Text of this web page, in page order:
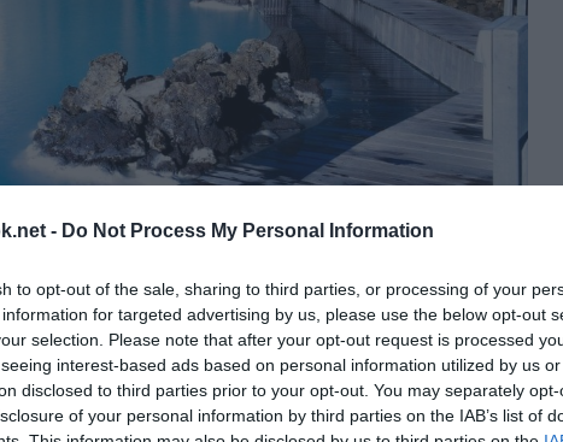
- Do Not Process My Personal Information
to opt-out of the sale, sharing to third parties, or processing of your
for targeted advertising by us, please use the below opt-out
selection. Please note that after your opt-out request is processed
interest-based ads based on personal information utilized by us
disclosed to third parties prior to your opt-out. You may separately
of your personal information by third parties on the IAB’s list of
BUDAPESTRŐL OKTÓBER 6-